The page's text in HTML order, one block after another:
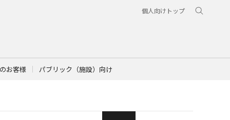
個人向けトップ
お客様 パブリック（施設）向け